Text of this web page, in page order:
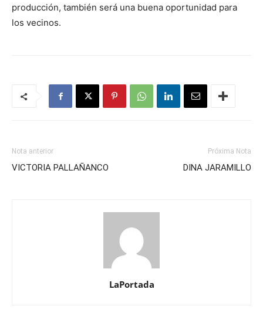
producción, también será una buena oportunidad para
los vecinos.
Nota anterior
VICTORIA PALLAÑANCO
Próxima Nota
DINA JARAMILLO
LaPortada